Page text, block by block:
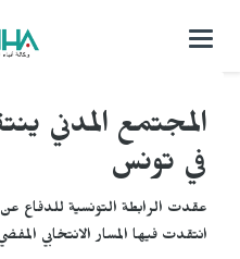
التحكم
المجتمع المدني
في تونس
عقدت الرابطة التونسية للدفاع
انتقدت فيها المسار الانتخابي